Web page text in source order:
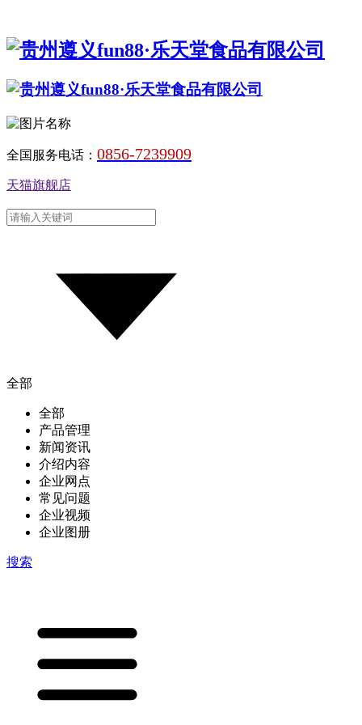
全国服务电话： 0856-7239909
天猫旗舰店
全部
全部
产品管理
新闻资讯
介绍内容
企业网点
常见问题
企业视频
企业图册
搜索